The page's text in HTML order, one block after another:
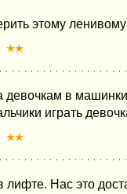
этому
★★
девочкам в
играть
★★
Нас это